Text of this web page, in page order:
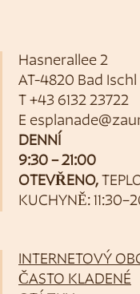
Hasnerallee 2
AT-4820 Bad Ischl
T +43 6132 23722
E
DENNÍ
9:30 – 21:00
OTEVŘENO,
KUCHYNĚ:
INTERNETOVÝ
ČASTO KLADENÉ